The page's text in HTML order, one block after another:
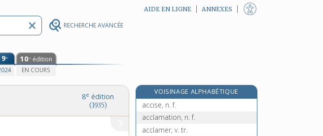
RECHERCHE AVANCÉE
AIDE EN LIGNE ANNEXES
9e 10e édition
EN COURS
8e édition
(1935)
VOISINAGE ALPHABÉTIQUE
accipitridés, n. m. pl.
accise, n. f.
acclamation, n. f.
acclamer, v. tr.